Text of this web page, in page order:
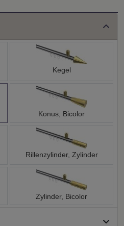
Kegel
Konus, Bicolor
Rillenzylinder, Zylinder
Zylinder, Bicolor